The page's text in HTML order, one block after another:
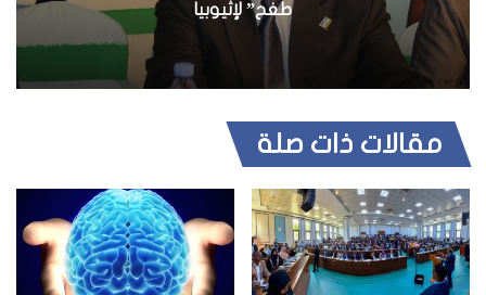
ب
طغح” لإثيوبيا
مقالات ذات صلة